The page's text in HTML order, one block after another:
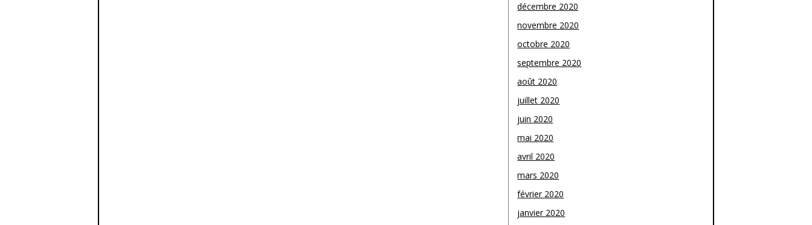
décembre 2020
novembre 2020
octobre 2020
septembre 2020
août 2020
juillet 2020
juin 2020
mai 2020
avril 2020
mars 2020
février 2020
janvier 2020